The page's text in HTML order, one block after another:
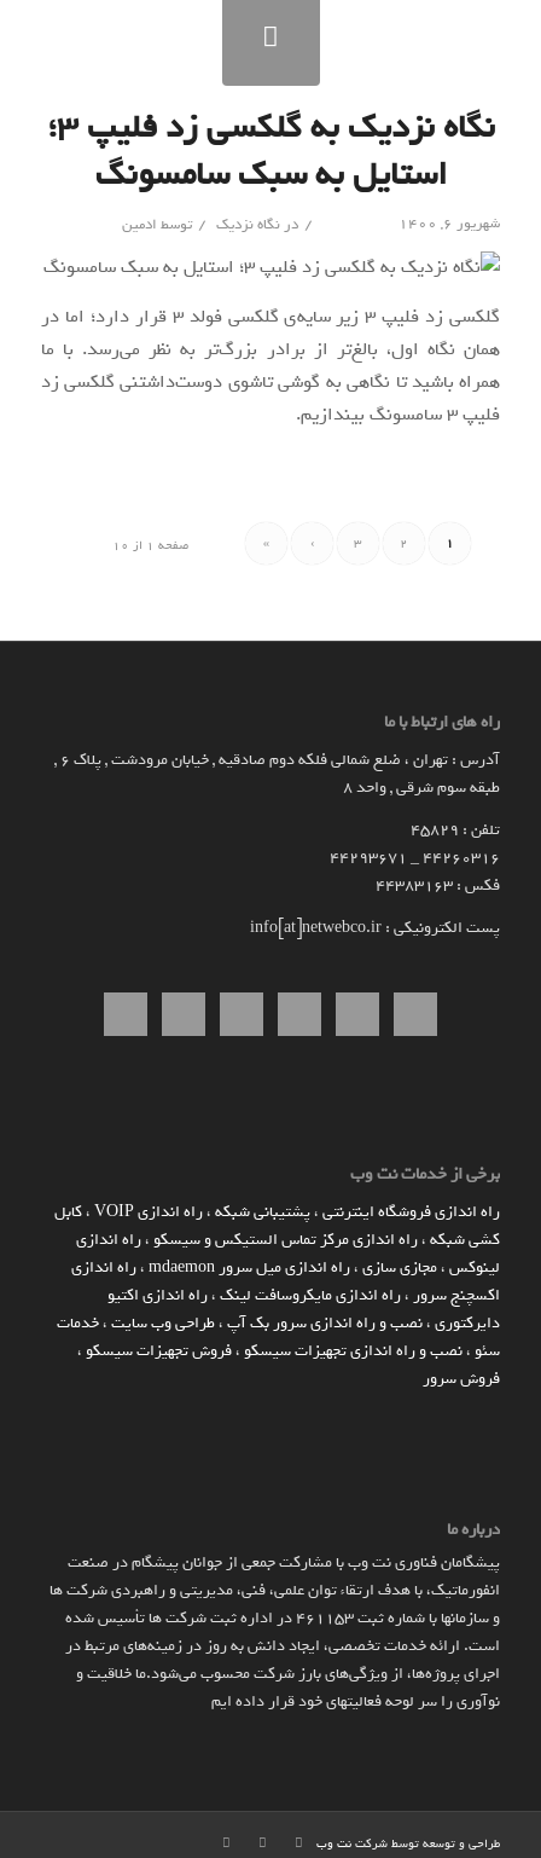
نگاه نزدیک به گلکسی زد فلیپ ۳؛
استایل به‌ سبک سامسونگ
شهریور ۶, ۱۴۰۰ / درنگاه نزدیک / توسط ادمین
گلکسی زد فلیپ ۳ زیر سایه
ی گلکسی فولد ۳ قرار دارد؛ اما در
همان نگاه اول، بالغتر از برادر بزرگتر به‌ نظر میرسد. با ما
همراه باشید تا نگاهی به گوشی تاشوی دوستداشتنی گلکسی زد
فلیپ ۳ سامسونگ بیندازیم
.
صفحه 1 از 10 1
2
3
›
»
راه های ارتباط با ما
آدرس : تهران ، ضلع شمالی فلکه دوم صادقیه , خیابان مرودشت , پلاک ۶ ,
طبقه سوم شرقی , واحد ۸
تلفن : 45829
۴۴۲۶۰۳۱۶ _ 44293671
فکس : 44383163
پست الکترونیکی : info[at]netwebco.ir
برخی از خدمات نت وب
راه اندازي فروشگاه اينترنتي،پشتیبانی شبکه،راه اندازی VOIP ،کابل
کشی شبکه،راه اندازی مرکز تماس الستیکس و سیسکو ،راه اندازی
لینوکس،مجازی سازی،راه اندازی میل سرور mdaemon ،راه اندازی
اکسچنج سرور ،راه اندازی مایکروسافت لینک،راه اندازی اکتیو
دایرکتوری،نصب و راه اندازی سرور بک آپ،طراحی وب سایت،خدمات
سئو ،نصب و راه اندازی تجهیزات سیسکو ،فروش تجهیزات سیسکو ،
فروش سرور
درباره ما
پیشگامان فناوری نت وب با مشارکت جمعی از جوانان پیشگام در صنعت
انفورماتیک، با هدف ارتقاء توان علمی، فنی، مدیریتی و راهبردی شرکت ها
و سازمان­ها با شماره ثبت 461153 در اداره ثبت شرکت ها تأسیس شده
است. ارائه خدمات تخصصی، ایجاد دانش به‌ روز در زمینه‌های مرتبط در
اجرای پروژه‌ها، از ویژگی‌های بارز شرکت محسوب می‌شود.ما خلاقیت و
نوآوری را سر لوحه فعالیتهای خود قرار داده ایم
طراحی و توسعه توسط شرکتنت وب